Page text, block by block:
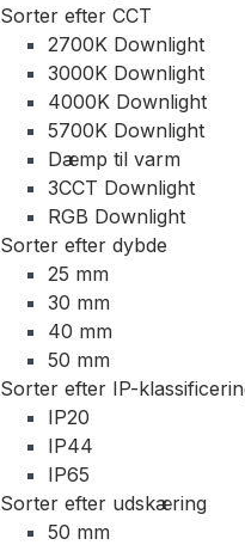
Sorter efter CCT
2700K Downlight
3000K Downlight
4000K Downlight
5700K Downlight
Dæmp til varm
3CCT Downlight
RGB Downlight
Sorter efter dybde
25 mm
30 mm
40 mm
50 mm
Sorter efter IP-
IP20
IP44
IP65
Sorter efter udskæring
50 mm